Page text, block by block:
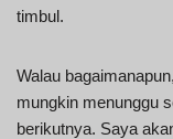
timbul.
Walau
mungkin menunggu
berikutnya. Saya